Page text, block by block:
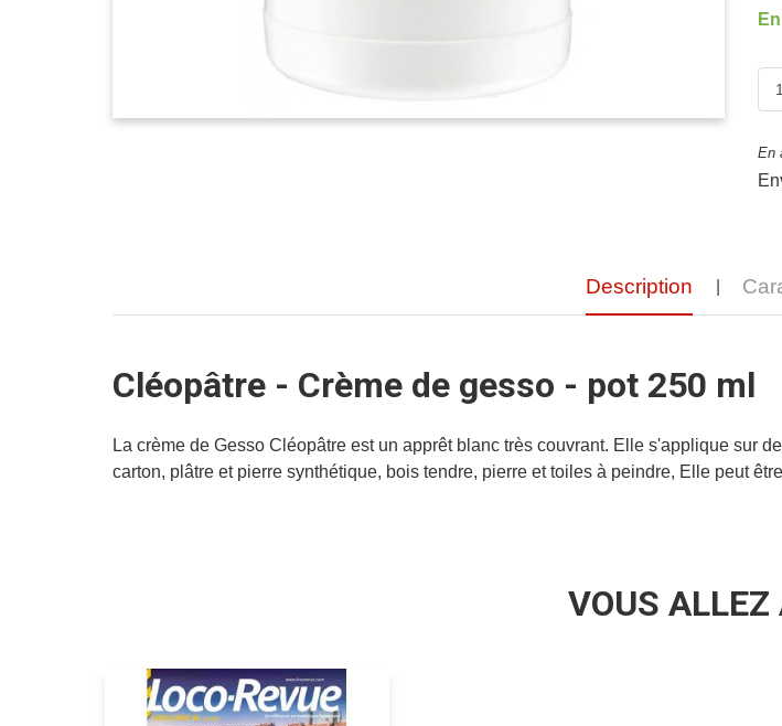
En
Description
Cléopâtre - Crème de gesso - pot 250 ml
La crème de Gesso Cléopâtre est un apprêt blanc très couvrant. Elle s'applique sur
carton, plâtre et pierre synthétique, bois tendre, pierre et toiles à peindre, Elle peut
VOUS ALLEZ